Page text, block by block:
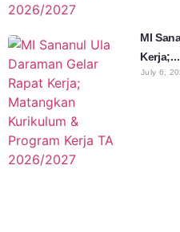
MI
Kerja;...
July 6,